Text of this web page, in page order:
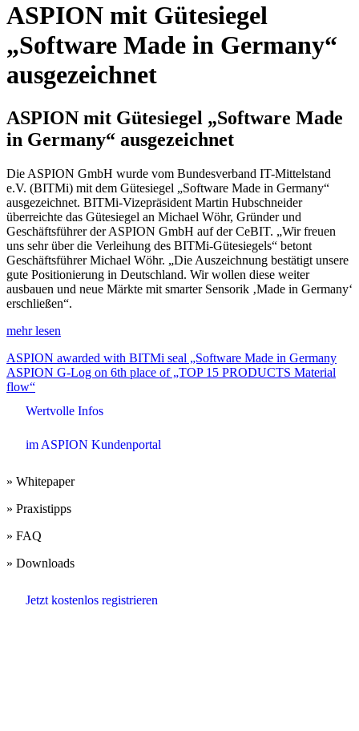
ASPION mit Gütesiegel
„Software Made in Germany“
ausgezeichnet
ASPION mit Gütesiegel „Software Made
in Germany“ ausgezeichnet
Die ASPION GmbH wurde vom Bundesverband IT-Mittelstand
e.V. (BITMi) mit dem Gütesiegel „Software Made in Germany“
ausgezeichnet. BITMi-Vizepräsident Martin Hubschneider
überreichte das Gütesiegel an Michael Wöhr, Gründer und
Geschäftsführer der ASPION GmbH auf der CeBIT. „Wir freuen
uns sehr über die Verleihung des BITMi-Gütesiegels“ betont
Geschäftsführer Michael Wöhr. „Die Auszeichnung bestätigt unsere
gute Positionierung in Deutschland. Wir wollen diese weiter
ausbauen und neue Märkte mit smarter Sensorik ‚Made in Germany‘
erschließen“.
mehr lesen
Beitrags-
Navigation
ASPION awarded with BITMi seal „Software Made in Germany
ASPION G-Log on 6th place of „TOP 15 PRODUCTS Material
flow“
Wertvolle Infos
im ASPION Kundenportal
» Whitepaper
» Praxistipps
» FAQ
» Downloads
Jetzt kostenlos registrieren